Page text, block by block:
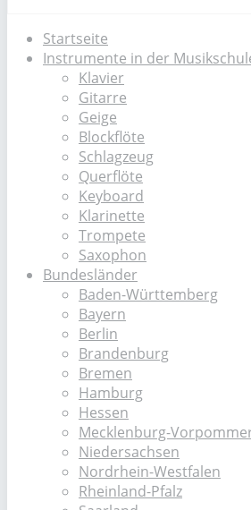
Startseite
Instrumente in der
Klavier
Gitarre
Geige
Blockflöte
Schlagzeug
Querflöte
Keyboard
Klarinette
Trompete
Saxophon
Bundesländer
Baden-Württemberg
Bayern
Berlin
Brandenburg
Bremen
Hamburg
Hessen
Mecklenburg-
Niedersachsen
Nordrhein-Westfalen
Rheinland-Pfalz